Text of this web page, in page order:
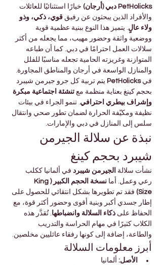
PetHolicks دبي (أرجان)
خيارًا استثنائيًا للعائلات
والأفراد الذين يبحثون عن رفيق قوي، ذكي، وذو
ولاء عالٍ . يتميز هذا النوع ببنية عظمية قوية
ووضعية واثقة وحضور مهيب، مما يجعله من أكثر
سلالات العمل احترامًا في دبي. كما أن طباعه
المتوازنة وغريزته الحامية تجعله مناسبًا للفلل
والمنازل الواسعة في أرجان والمناطق المجاورة.
في PetHolicks يتم تربية كل جرو جيرمن شيبرد
بحجم كينغ بعناية منظمة مع تنشئة اجتماعية مبكرة
وإشراف بيطري احترافي . تنمو الجراء في بيئات
نظيفة ومكيّفة الحرارة لضمان تطور صحي وانتقال
سلس إلى المنازل في دبي والإمارات.
نبذة عن سلالة الجيرمن
شيبرد بحجم كينغ
نشأت سلالة الجيرمن شيبرد في ألمانيا ككلب
رعي وعمل. أما
نسخة الحجم الكبير (King
Size) فقد تم تطويرها بشكل انتقائي للحصول على
إطار جسدي أكبر وبنية أقوى وحضور أكثر قوة، مع
الحفاظ على ذكاء السلالة وانضباطها . تُقدَّر هذه
الكلاب كثيرًا في مهام الحراسة والتدريب
والطاعة، إضافة إلى كونها رفقاء عائليين مخلصين.
أبرز معلومات السلالة
الأصل: ألمانيا